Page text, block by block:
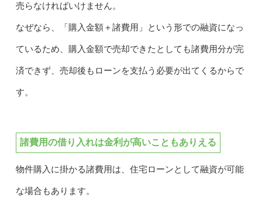
売らなければいけません。
なぜなら、「購入金額＋諸費用」という形での融資になっ
ているため、購入金額で売却できたとしても諸費用分が完
済できず、売却後もローンを支払う必要が出てくるからで
す。
諸費用の借り入れは金利が高いこともありえる
物件購入に掛かる諸費用は、住宅ローンとして融資が可能
な場合もあります。